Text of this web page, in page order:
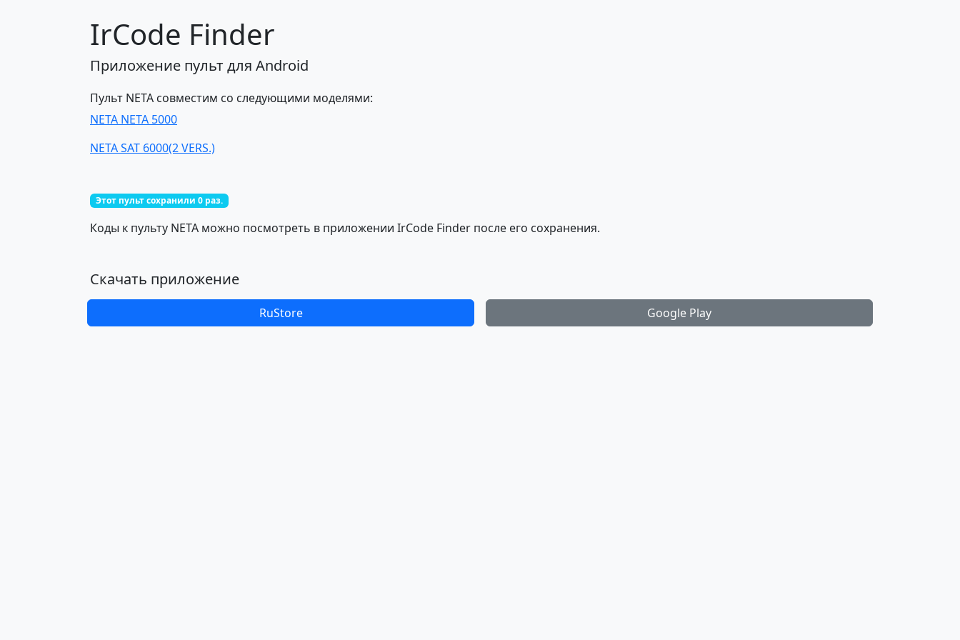
IrCode Finder
Приложение пульт для Android
Пульт NETA совместим со следующими моделями:
NETA NETA 5000
NETA SAT 6000(2 VERS.)
Этот пульт сохранили 0 раз.
Коды к пульту NETA можно посмотреть в приложении IrCode Finder после его сохранения.
Скачать приложение
RuStore Google Play